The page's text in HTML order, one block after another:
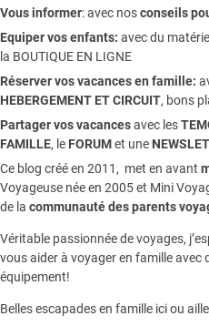
Vous informer:avec nosconseils
Equiper vos enfants: avec du
la BOUTIQUE EN LIGNE
Réserver vos vacances en famille:
HEBERGEMENT ET CIRCUIT, bons
Partager vos vacancesavec les
FAMILLE, le FORUMet une
Ce blog créé en 2011, met en avant
Voyageuse née en 2005 et Mini
de la communauté des parents
Véritable passionnée de voyages,
vous aider à voyager en famille avec
équipement!
Belles escapades en famille ici ou